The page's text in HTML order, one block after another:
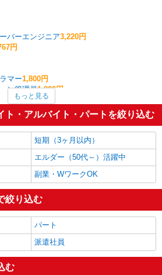
バーエンジニア3,220円
円
マー1,800円
ン管理員1,800円
1,777円
円
ルワーカー1,600円
見る
もっと見る
ト・アルバイト・パートを絞り込む
短期（3ヶ月以内）
エルダー（50代～）活躍中
副業・WワークOK
絞り込む
パート
派遣社員
む